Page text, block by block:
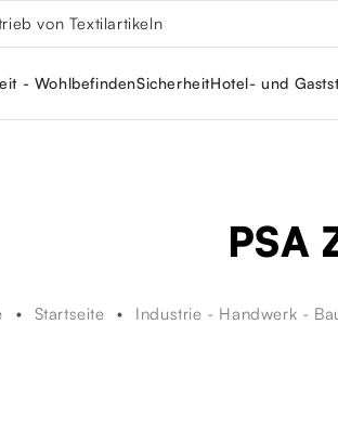
von Textilartikeln
- WohlbefindenSicherheitHotel- und
PSA
Startseite Industrie - Handwerk -